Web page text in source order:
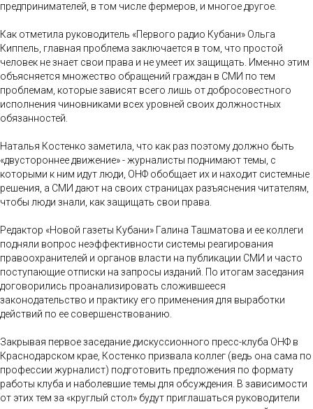
предпринимателей, в том числе фермеров, и многое другое.
Как отметила руководитель «Первого радио Кубани» Ольга
Киппель, главная проблема заключается в том, что простой
человек не знает свои права и не умеет их защищать. Именно этим
объясняется множество обращений граждан в СМИ по тем
проблемам, которые зависят всего лишь от добросовестного
исполнения чиновниками всех уровней своих должностных
обязанностей.
Наталья Костенко заметила, что как раз поэтому должно быть
«двустороннее движение» - журналисты поднимают темы, с
которыми к ним идут люди, ОНФ обобщает их и находит системные
решения, а СМИ дают на своих страницах разъяснения читателям,
чтобы люди знали, как защищать свои права.
Редактор «Новой газеты Кубани» Галина Ташматова и ее коллеги
подняли вопрос неэффективности системы реагирования
правоохранителей и органов власти на публикации СМИ и часто
поступающие отписки на запросы изданий. По итогам заседания
договорились проанализировать сложившееся
законодательство и практику его применения для выработки
действий по ее совершенствованию.
Закрывая первое заседание дискуссионного пресс-клуба ОНФ в
Краснодарском крае, Костенко призвала коллег (ведь она сама по
профессии журналист) подготовить предложения по формату
работы клуба и наболевшие темы для обсуждения. В зависимости
от этих тем за «круглый стол» будут приглашаться руководители